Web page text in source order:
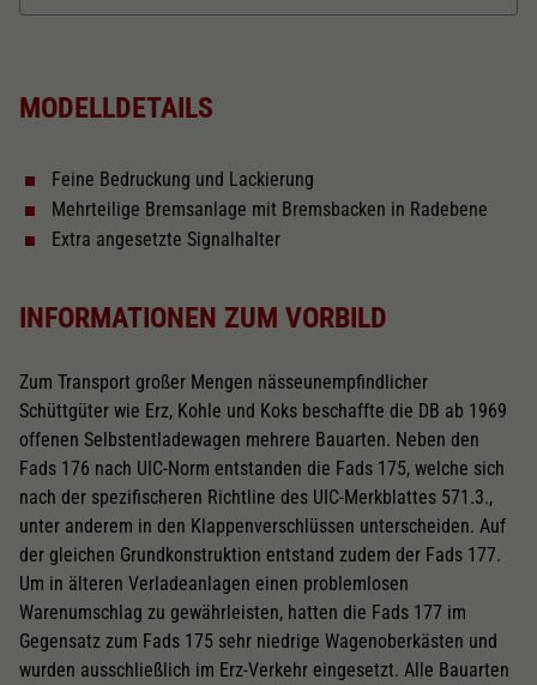
Kurzkupplungskinematik
2188
Tauschsatz für Wechselstrom
MODELLDETAILS
Feine Bedruckung und Lackierung
Mehrteilige Bremsanlage mit Bremsbacken in Radebene
Extra angesetzte Signalhalter
INFORMATIONEN ZUM VORBILD
Zum Transport großer Mengen nässeunempfindlicher
Schüttgüter wie Erz, Kohle und Koks beschaffte die DB ab 1969
offenen Selbstentladewagen mehrere Bauarten. Neben den
Fads 176 nach UIC-Norm entstanden die Fads 175, welche sich
nach der spezifischeren Richtline des UIC-Merkblattes 571.3.,
unter anderem in den Klappenverschlüssen unterscheiden. Auf
der gleichen Grundkonstruktion entstand zudem der Fads 177.
Um in älteren Verladeanlagen einen problemlosen
Warenumschlag zu gewährleisten, hatten die Fads 177 im
Gegensatz zum Fads 175 sehr niedrige Wagenoberkästen und
wurden ausschließlich im Erz-Verkehr eingesetzt. Alle Bauarten
Webseiten-Betreiber dies eingestellt hat.